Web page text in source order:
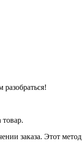
заказа. Этот метод